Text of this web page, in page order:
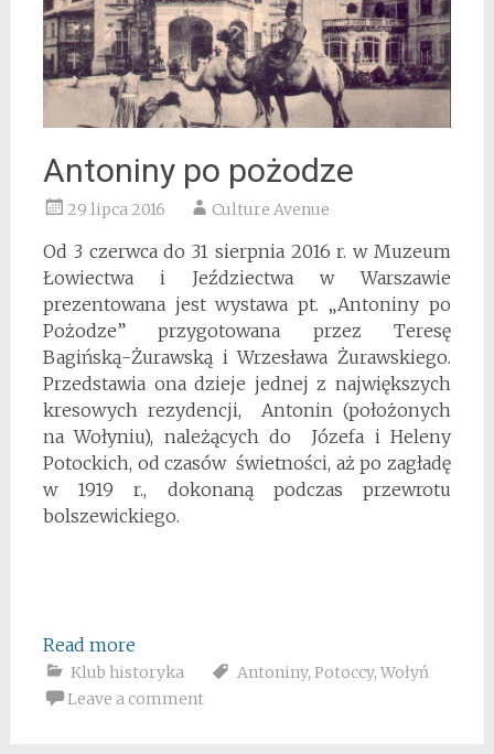
Antoniny po pożodze
29 lipca 2016 Culture Avenue
Od 3 czerwca do 31 sierpnia 2016 r. w Muzeum
Łowiectwa i Jeździectwa w Warszawie
prezentowana jest wystawa pt. „Antoniny po
Pożodze” przygotowana przez Teresę
Bagińską-Żurawską i Wrzesława Żurawskiego.
Przedstawia ona dzieje jednej z największych
kresowych rezydencji, Antonin (położonych
na Wołyniu), należących do Józefa i Heleny
Potockich, od czasów świetności, aż po zagładę
w 1919 r., dokonaną podczas przewrotu
bolszewickiego.
Read more
Klub historyka Antoniny, Potoccy, Wołyń
Leave a comment